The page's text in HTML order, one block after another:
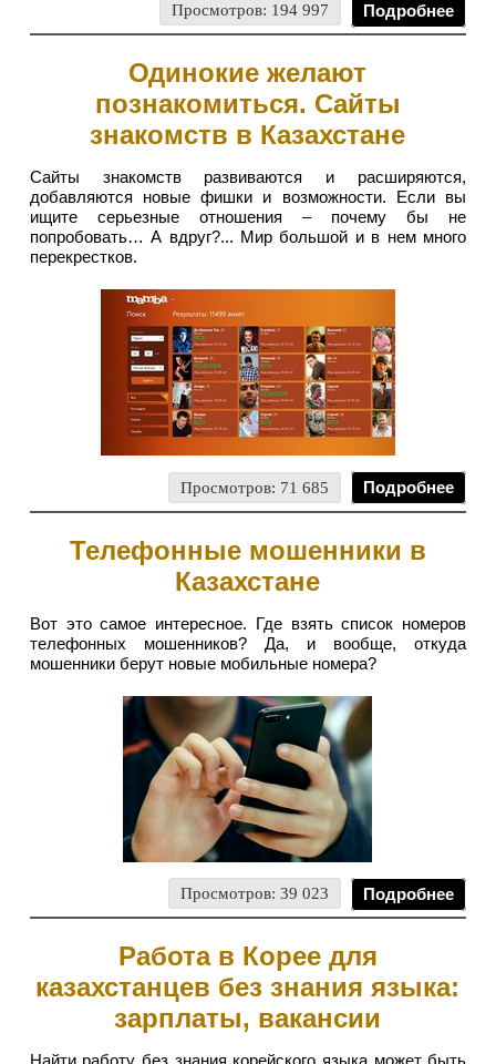
Просмотров: 194 997 Подробнее
Одинокие желают
познакомиться. Сайты
знакомств в Казахстане
Сайты знакомств развиваются и расширяются,
добавляются новые фишки и возможности. Если вы
ищите серьезные отношения – почему бы не
попробовать… А вдруг?... Мир большой и в нем много
перекрестков.
Просмотров: 71 685 Подробнее
Телефонные мошенники в
Казахстане
Вот это самое интересное. Где взять список номеров
телефонных мошенников? Да, и вообще, откуда
мошенники берут новые мобильные номера?
Просмотров: 39 023 Подробнее
Работа в Корее для
казахстанцев без знания языка:
зарплаты, вакансии